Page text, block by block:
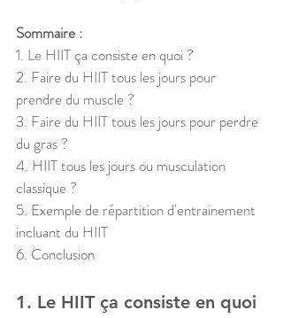
Sommaire :
1. Le HIIT ça consiste en quoi ?
2. Faire du HIIT tous les jours pour
prendre du muscle ?
3. Faire du HIIT tous les jours pour perdre
du gras ?
4. HIIT tous les jours ou musculation
classique ?
5. Exemple de répartition d'entrainement
incluant du HIIT
6. Conclusion
1. Le HIIT ça consiste en quoi